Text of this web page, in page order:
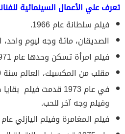
تعرف علي الأعمال السينمائية
فيلم سلطانة عام 1966.
الصديقان، مائة وجه ليوم واحد،
فيلم امرأة تسكن وحدها عام 1971.
مقلب من المكسيك، العالم سنة 2000 في عام 1972.
في عام 1973 قدمت
وفيلم وجه آخر للحب.
فيلم المغامرة وفيلم اليازلي عام 1974.